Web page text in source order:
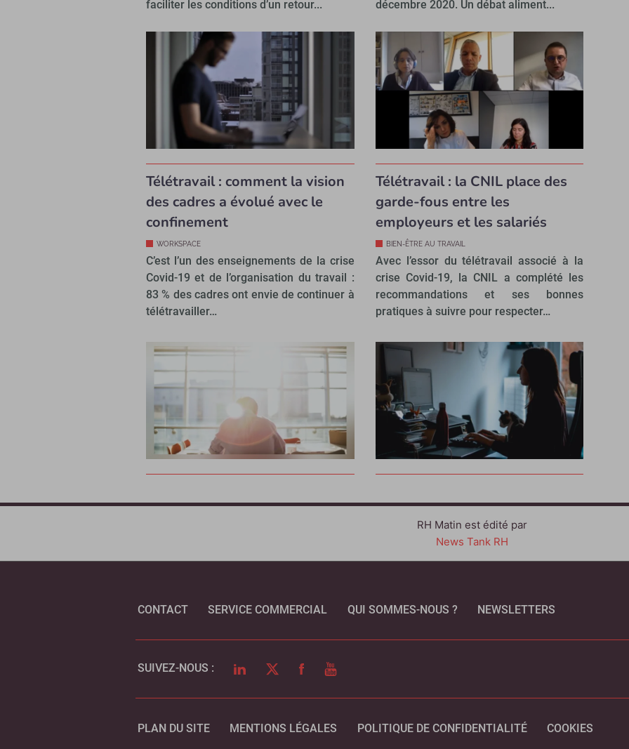
faciliter les conditions d’un retour...
décembre 2020. Un débat aliment...
Télétravail : comment la vision
des cadres a évolué avec le
confinement
WORKSPACE
C’est l’un des enseignements de la crise
Covid-19 et de l’organisation du travail :
83 % des cadres ont envie de continuer à
télétravailler…
Télétravail : la CNIL place des
garde-fous entre les
employeurs et les salariés
BIEN-ÊTRE AU TRAVAIL
Avec l’essor du télétravail associé à la
crise Covid-19, la CNIL a complété les
recommandations et ses bonnes
pratiques à suivre pour respecter…
RH Matin est édité par
News Tank RH
CONTACT SERVICE COMMERCIAL QUI SOMMES-NOUS ? NEWSLETTERS
SUIVEZ-NOUS : LINKEDINTWITTERFACEBOOK
YOUTUBE
PLAN DU SITE MENTIONS LÉGALES POLITIQUE DE CONFIDENTIALITÉ COOKIES